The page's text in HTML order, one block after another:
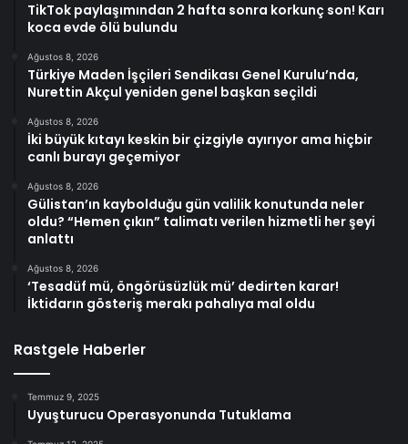
TikTok paylaşımından 2 hafta sonra korkunç son! Karı
koca evde ölü bulundu
Ağustos 8, 2026
Türkiye Maden İşçileri Sendikası Genel Kurulu’nda,
Nurettin Akçul yeniden genel başkan seçildi
Ağustos 8, 2026
İki büyük kıtayı keskin bir çizgiyle ayırıyor ama hiçbir
canlı burayı geçemiyor
Ağustos 8, 2026
Gülistan’ın kaybolduğu gün valilik konutunda neler
oldu? “Hemen çıkın” talimatı verilen hizmetli her şeyi
anlattı
Ağustos 8, 2026
‘Tesadüf mü, öngörüsüzlük mü’ dedirten karar!
İktidarın gösteriş merakı pahalıya mal oldu
Rastgele Haberler
Temmuz 9, 2025
Uyuşturucu Operasyonunda Tutuklama